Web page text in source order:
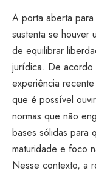
A porta aberta
sustenta se houver
de equilibrar
jurídica. De acordo
experiência
que é possível
normas que não
bases sólidas para
maturidade e foco
Nesse contexto, a